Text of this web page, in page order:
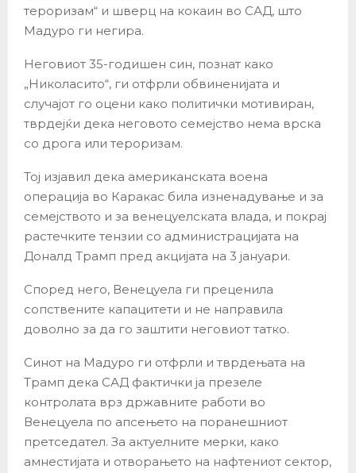
тероризам“ и шверц на кокаин во САД, што
Мадуро ги негира.
Неговиот 35-годишен син, познат како
„Николасито“, ги отфрли обвиненијата и
случајот го оцени како политички мотивиран,
тврдејќи дека неговото семејство нема врска
со дрога или тероризам.
Тој изјавил дека американската воена
операција во Каракас била изненадување и за
семејството и за венецуелската влада, и покрај
растечките тензии со администрацијата на
Доналд Трамп пред акцијата на 3 јануари.
Според него, Венецуела ги преценила
сопствените капацитети и не направила
доволно за да го заштити неговиот татко.
Синот на Мадуро ги отфрли и тврдењата на
Трамп дека САД фактички ја презеле
контролата врз државните работи во
Венецуела по апсењето на поранешниот
претседател. За актуелните мерки, како
амнестијата и отворањето на нафтениот сектор,